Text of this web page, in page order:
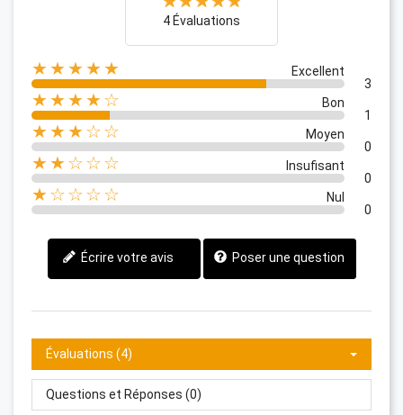
4 Évaluations
★★★★★
Excellent
3
★★★★☆
Bon
1
★★★☆☆
Moyen
0
★★☆☆☆
Insufisant
0
★☆☆☆☆
Nul
0
Écrire votre avis Poser une question
Évaluations (4)
Questions et Réponses (0)